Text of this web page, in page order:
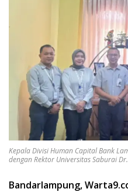
Kepala Divisi Human Capital Bank
dengan Rektor Universitas Saburai
Bandarlampung,